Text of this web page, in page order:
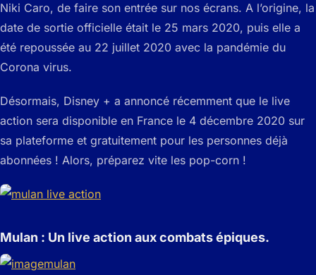
Niki Caro, de faire son entrée sur nos écrans. A l’origine, la
date de sortie officielle était le 25 mars 2020, puis elle a
été repoussée au 22 juillet 2020 avec la pandémie du
Corona virus.
Désormais, Disney + a annoncé récemment que le live
action sera disponible en France le 4 décembre 2020 sur
sa plateforme et gratuitement pour les personnes déjà
abonnées ! Alors, préparez vite les pop-corn !
Mulan : Un live action aux combats épiques.